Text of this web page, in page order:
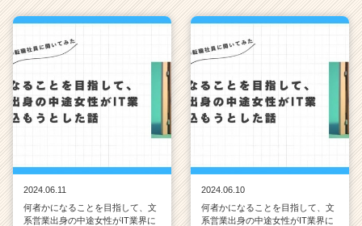
2024.06.11
何者かになることを目指して、文
系営業出身の中途女性がIT業界に
2024.06.10
何者かになることを目指して、文
系営業出身の中途女性がIT業界に